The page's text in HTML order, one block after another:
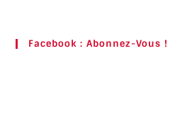
Facebook : Abonnez-Vous !